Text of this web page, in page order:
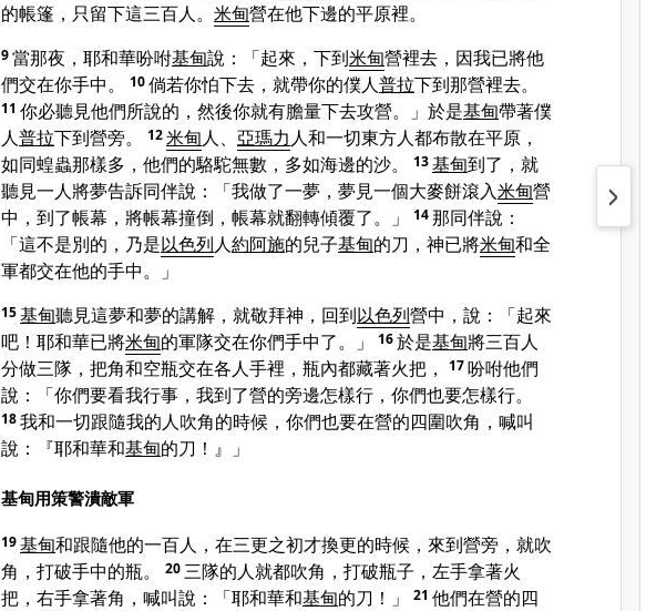
的帳篷，只留下這三百人。 米甸營在他下邊的平原裡。
9當那夜，耶和華吩咐基甸說：「起來，下到米甸營裡去，因我已將他
們交在你手中。
10倘若你怕下去，就帶你的僕人普拉下到那營裡去。
11 你必聽見他們所說的，然後你就有膽量下去攻營。」於是基甸帶著僕
人普拉下到營旁。 12米甸人、 亞瑪力人和一切東方人都布散在平原，
如同蝗蟲那樣多，他們的駱駝無數，多如海邊的沙。
13基甸到了，就
聽見一人將夢告訴同伴說：「我做了一夢，夢見一個大麥餅滾入米甸營
中，到了帳幕，將帳幕撞倒，帳幕就翻轉傾覆了。」
14那同伴說：
「這不是別的，乃是以色列人約阿施的兒子基甸的刀，神已將米甸和全
軍都交在他的手中。」
15基甸聽見這夢和夢的講解，就敬拜神，回到以色列營中，說：「起來
吧！耶和華已將米甸的軍隊交在你們手中了。」 16於是基甸將三百人
分做三隊，把角和空瓶交在各人手裡，瓶內都藏著火把，
17吩咐他們
說：「你們要看我行事，我到了營的旁邊怎樣行，你們也要怎樣行。
18我和一切跟隨我的人吹角的時候，你們也要在營的四圍吹角，喊叫
說：『耶和華和基甸的刀！』」
基甸用策警潰敵軍
19基甸和跟隨他的一百人，在三更之初才換更的時候，來到營旁，就吹
角，打破手中的瓶。
20三隊的人就都吹角，打破瓶子，左手拿著火
把，右手拿著角，喊叫說：「耶和華和基甸的刀！」 21 他們在營的四